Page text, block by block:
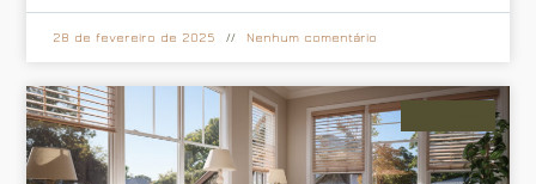
28 de fevereiro de 2025 Nenhum comentário